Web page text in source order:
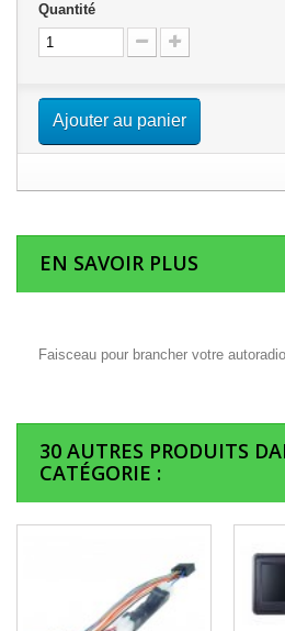
Quantité
Ajouter au panier
EN SAVOIR PLUS
Faisceau pour brancher votre
30 AUTRES PRODUITS
CATÉGORIE :